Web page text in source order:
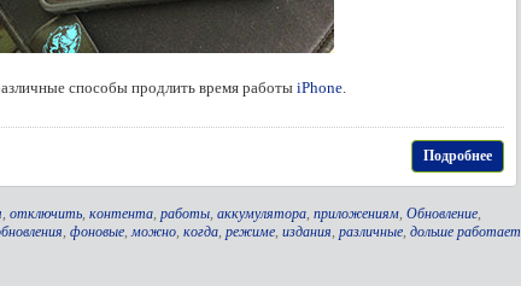
способы продлить время работыiPhone.
Подробнее
, отключить, контента, работы, аккумулятора, приложениям, Обновление,
, фоновые,можно, когда, режиме, издания, различные, дольше работает